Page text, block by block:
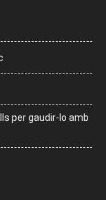
per gaudir-lo amb